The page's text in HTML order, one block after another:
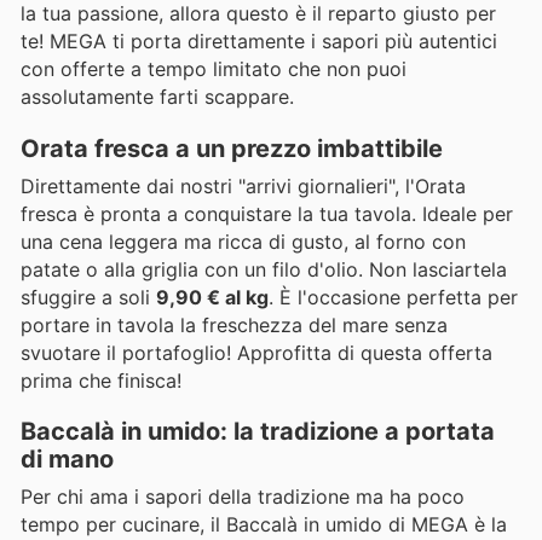
la tua passione, allora questo è il reparto giusto per
te! MEGA ti porta direttamente i sapori più autentici
con offerte a tempo limitato che non puoi
assolutamente farti scappare.
Orata fresca a un prezzo imbattibile
Direttamente dai nostri "arrivi giornalieri", l'Orata
fresca è pronta a conquistare la tua tavola. Ideale per
una cena leggera ma ricca di gusto, al forno con
patate o alla griglia con un filo d'olio. Non lasciartela
sfuggire a soli 9,90 € al kg. È l'occasione perfetta per
portare in tavola la freschezza del mare senza
svuotare il portafoglio! Approfitta di questa offerta
prima che finisca!
Baccalà in umido: la tradizione a portata
di mano
Per chi ama i sapori della tradizione ma ha poco
tempo per cucinare, il Baccalà in umido di MEGA è la